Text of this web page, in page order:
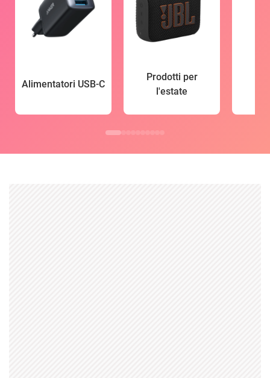
Alimentatori USB-C
Prodotti per
l'estate